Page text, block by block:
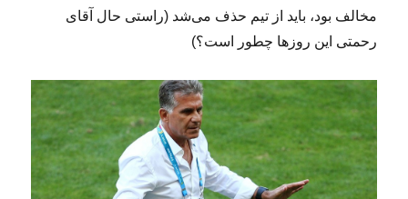
مخالف بود، باید از تیم حذف می‌شد (راستی حال آقای
رحمتی این روزها چطور است؟)